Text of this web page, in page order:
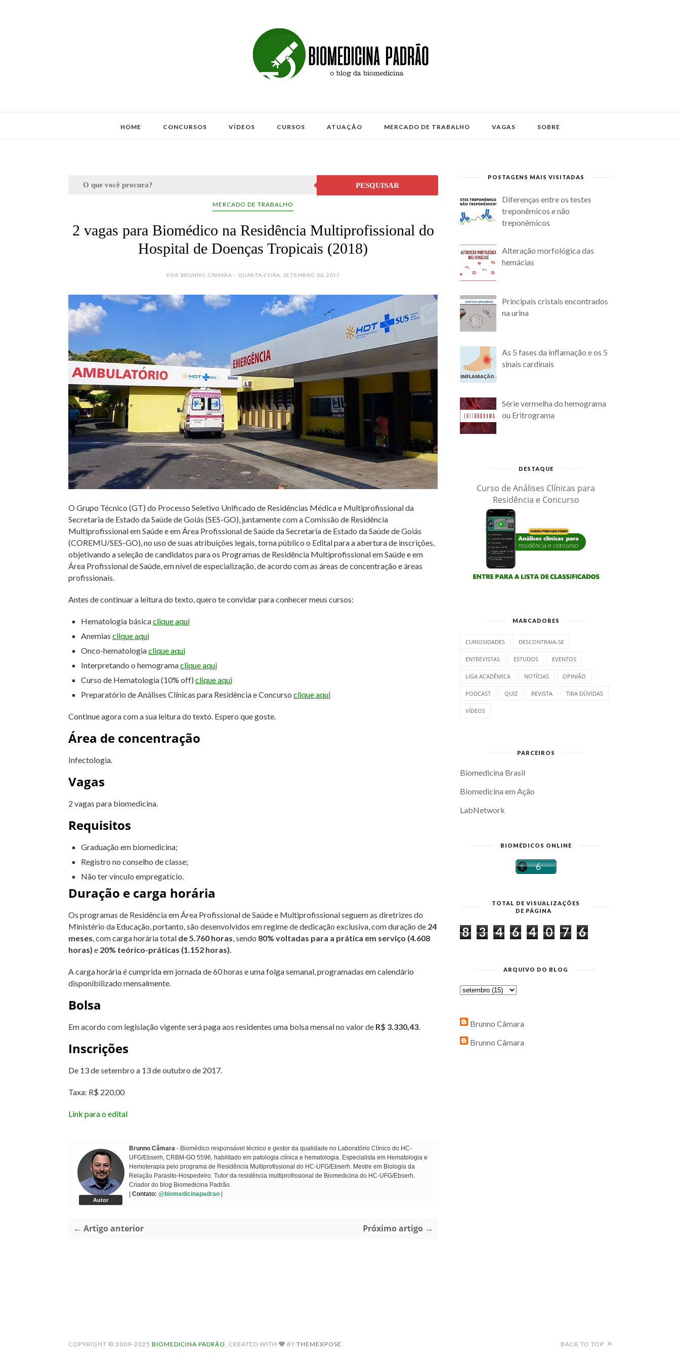
HOME CONCURSOS VÍDEOS CURSOS ATUAÇÃO MERCADO DE TRABALHO VAGAS SOBRE
PESQUISAR
MERCADO DE TRABALHO
2 vagas para Biomédico na Residência Multiprofissional do
Hospital de Doenças Tropicais (2018)
POR BRUNNO CÂMARA - QUARTA-FEIRA, SETEMBRO 06, 2017
O Grupo Técnico (GT) do Processo Seletivo Unificado de Residências Médica e Multiprofissional da
Secretaria de Estado da Saúde de Goiás (SES-GO), juntamente com a Comissão de Residência
Multiprofissional em Saúde e em Área Profissional de Saúde da Secretaria de Estado da Saúde de Goiás
(COREMU/SES-GO), no uso de suas atribuições legais, torna público o Edital para a abertura de inscrições,
objetivando a seleção de candidatos para os Programas de Residência Multiprofissional em Saúde e em
Área Profissional de Saúde, em nível de especialização, de acordo com as áreas de concentração e áreas
profissionais.
Antes de continuar a leitura do texto, quero te convidar para conhecer meus cursos:
Hematologia básicaclique aqui
Anemias clique aqui
Onco-hematologiaclique aqui
Interpretando o hemogramaclique aqui
Curso de Hematologia (10% off) clique aqui
Preparatório de Análises Clínicas para Residência e Concurso clique aqui
Continue agora com a sua leitura do texto. Espero que goste.
Área de concentração
Infectologia.
Vagas
2 vagas para biomedicina.
Requisitos
Graduação em biomedicina;
Registro no conselho de classe;
Não ter vínculo empregatício.
Duração e carga horária
Os programas de Residência em Área Profissional de Saúde e Multiprofissional seguem as diretrizes do
Ministério da Educação, portanto, são desenvolvidos em regime de dedicação exclusiva, com duração de24
meses, com carga horária totalde 5.760 horas, sendo 80% voltadas para a prática em serviço (4.608
horas) e20% teórico-práticas (1.152 horas).
A carga horária é cumprida em jornada de 60 horas e uma folga semanal, programadas em calendário
disponibilizado mensalmente.
Bolsa
Em acordo com legislação vigente será paga aos residentes uma bolsa mensal no valor de R$ 3.330,43.
Inscrições
De 13 de setembro a 13 de outubro de 2017.
Taxa: R$ 220,00
Link para o edital
Autor
Brunno Câmara- Biomédico responsável técnico e gestor da qualidade no Laboratório Clínico do HC-
UFG/Ebserh, CRBM-GO 5596, habilitado em patologia clínica e hematologia. Especialista em Hematologia e
Hemoterapia pelo programa de Residência Multiprofissional do HC-UFG/Ebserh. Mestre em Biologia da
Relação Parasito-Hospedeiro. Tutor da residência multiprofissional de Biomedicina do HC-UFG/Ebserh.
Criador do blog Biomedicina Padrão.
Contato: @biomedicinapadrao
← Artigo anterior Próximo artigo →
POSTAGENS MAIS VISITADAS
Diferenças entre os testes
treponêmicos e não
treponêmicos
Alteração morfológica das
hemácias
Principais cristais encontrados
na urina
As 5 fases da inflamação e os 5
sinais cardinais
Série vermelha do hemograma
ou Eritrograma
DESTAQUE
Curso de Análises Clínicas para
Residência e Concurso
MARCADORES
CURIOSIDADES DESCONTRAIA-SE
ENTREVISTAS ESTUDOS EVENTOS
LIGA ACADÊMICA NOTÍCIAS OPINIÃO
PODCAST QUIZ REVISTA TIRA DÚVIDAS
VÍDEOS
PARCEIROS
Biomedicina Brasil
Biomedicina em Ação
LabNetwork
BIOMÉDICOS ONLINE
TOTAL DE VISUALIZAÇÕES
DE PÁGINA
8 3 4 6 4 0 7 6
ARQUIVO DO BLOG
Brunno Câmara
Brunno Câmara
COPYRIGHT © 2009-2025 BIOMEDICINA PADRÃO. CREATED WITH BY THEMEXPOSE. BACK TO TOP